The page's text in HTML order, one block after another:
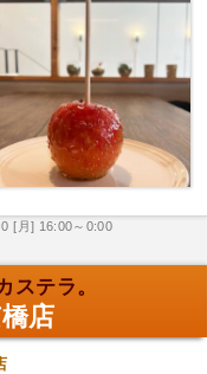
[月] 16:00～0:00
ステラ。
店